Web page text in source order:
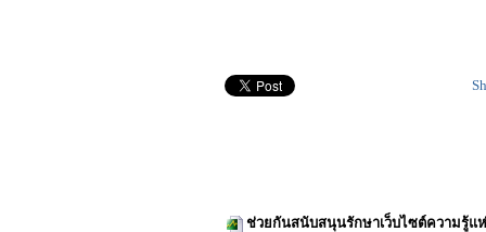
ช่วยกันสนับสนุนรักษาเว็บไซต์ความรู้แ